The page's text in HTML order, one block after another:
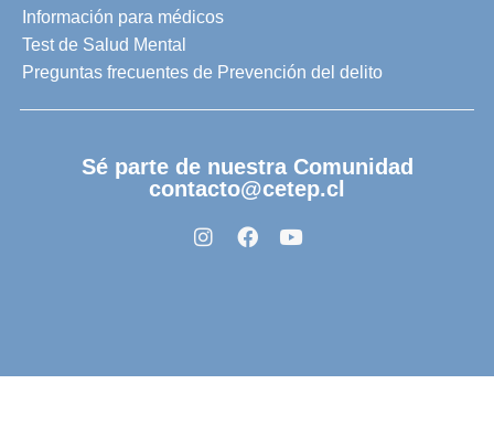
Información para médicos
Test de Salud Mental
Preguntas frecuentes de Prevención del delito
Sé parte de nuestra Comunidad
contacto@cetep.cl